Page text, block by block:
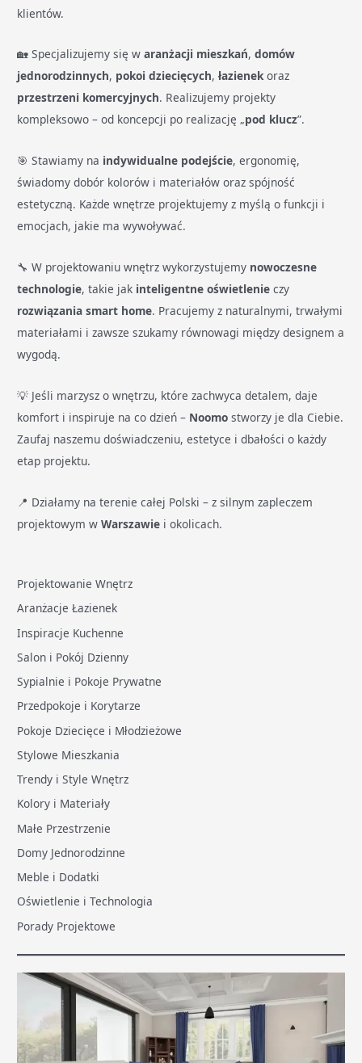
klientów.
🏡 Specjalizujemy się waranżacji mieszkań,domów
jednorodzinnych, pokoi dziecięcych,łazienekoraz
przestrzeni komercyjnych. Realizujemy projekty
kompleksowo – od koncepcji po realizację „pod klucz”.
🎯 Stawiamy na indywidualne podejście, ergonomię,
świadomy dobór kolorów i materiałów oraz spójność
estetyczną. Każde wnętrze projektujemy z myślą o funkcji i
emocjach, jakie ma wywoływać.
🔧 W projektowaniu wnętrz wykorzystujemy nowoczesne
technologie, takie jak inteligentne oświetlenie czy
rozwiązania smart home. Pracujemy z naturalnymi, trwałymi
materiałami i zawsze szukamy równowagi między designem a
wygodą.
💡 Jeśli marzysz o wnętrzu, które zachwyca detalem, daje
komfort i inspiruje na co dzień – Noomo stworzy je dla Ciebie.
Zaufaj naszemu doświadczeniu, estetyce i dbałości o każdy
etap projektu.
📍 Działamy na terenie całej Polski – z silnym zapleczem
projektowym wWarszawie i okolicach.
Projektowanie Wnętrz
Aranżacje Łazienek
Inspiracje Kuchenne
Salon i Pokój Dzienny
Sypialnie i Pokoje Prywatne
Przedpokoje i Korytarze
Pokoje Dziecięce i Młodzieżowe
Stylowe Mieszkania
Trendy i Style Wnętrz
Kolory i Materiały
Małe Przestrzenie
Domy Jednorodzinne
Meble i Dodatki
Oświetlenie i Technologia
Porady Projektowe